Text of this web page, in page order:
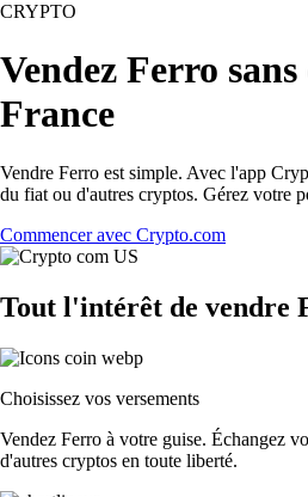
CRYPTO
Vendez Ferro
France
Vendre Ferro est simple. Avec l'app
du fiat ou d'autres cryptos. Gérez votre
Commencer avec Crypto.com
Tout l'intérêt de vendre
Choisissez vos versements
Vendez Ferro à votre guise. Échangez
d'autres cryptos en toute liberté.